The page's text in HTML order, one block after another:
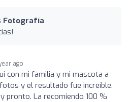
Fotografía
ago
con mi familia y mi mascota a
y el resultado fue increíble.
pronto. La recomiendo 100 %